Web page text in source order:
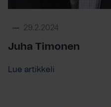
29.2.2024
Juha Timonen
Lue artikkeli